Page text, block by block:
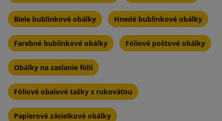
Biele bublinkové obálky Hnedé bublinkové obálky
Farebné bublinkové obálky Fóliové poštové obálky
Obálky na zaslanie fólií
Fóliové obalové tašky s rukoväťou
Papierové zásielkové obálky